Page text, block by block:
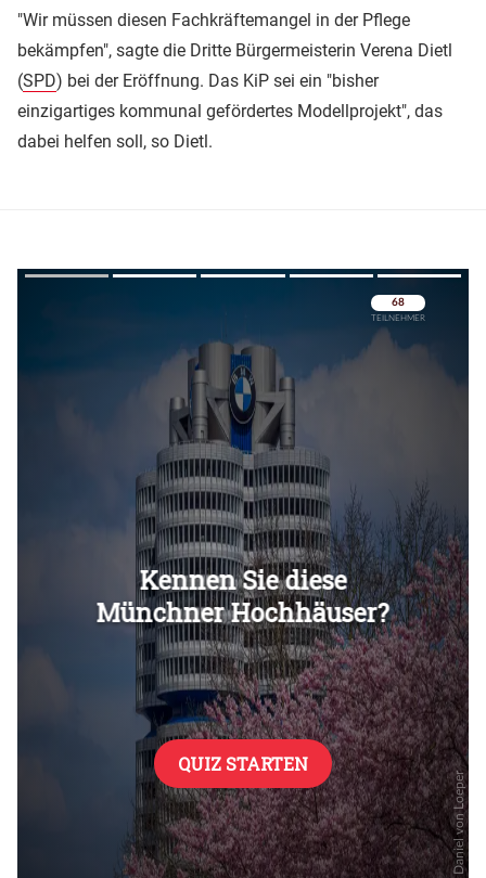
"Wir müssen diesen Fachkräftemangel in der Pflege
bekämpfen", sagte die Dritte Bürgermeisterin Verena Dietl
(SPD) bei der Eröffnung. Das KiP sei ein "bisher
einzigartiges kommunal gefördertes Modellprojekt", das
dabei helfen soll, so Dietl.
Überspringen
Überspringen